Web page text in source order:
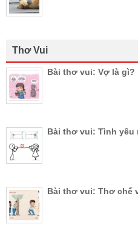
Thơ Vui
Bài thơ vui: Vợ là gì?
Bài thơ vui: Tình yêu
Bài thơ vui: Thơ chế